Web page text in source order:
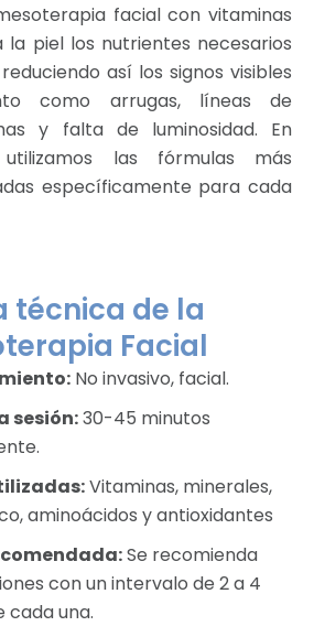
facial con vitaminas
piel los nutrientes necesarios
así los signos visibles
como arrugas, líneas de
y falta de luminosidad. En
las fórmulas más
específicamente para cada
técnica de la
Facial
No invasivo, facial.
sesión:30-45 minutos
Vitaminas, minerales,
aminoácidos y antioxidantes
Se recomienda
con un intervalo de 2 a 4
cada una.